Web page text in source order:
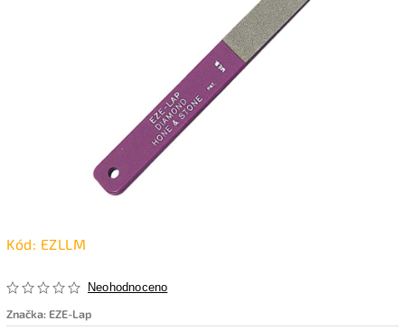
Kód: EZLLM
Neohodnoceno
Značka: EZE-Lap